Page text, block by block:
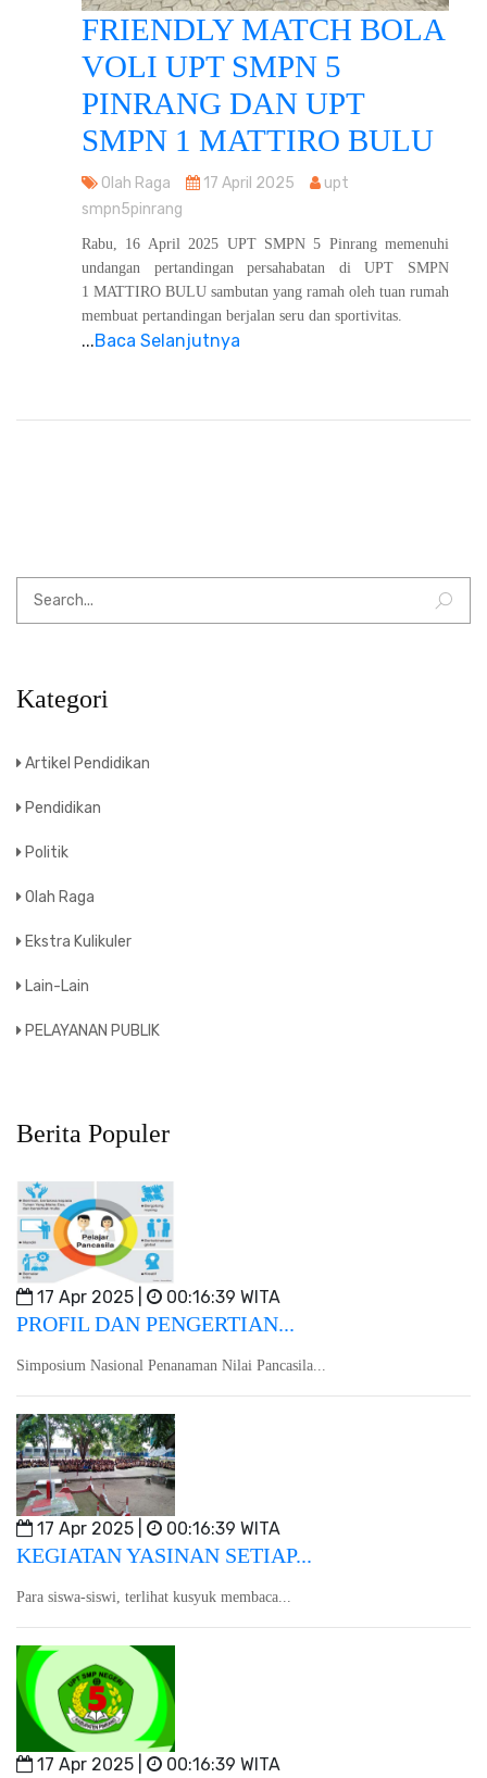
FRIENDLY MATCH BOLA
VOLI UPT SMPN 5
PINRANG DAN UPT
SMPN 1 MATTIRO BULU
Olah Raga 17 April 2025
upt
smpn5pinrang
Rabu, 16 April 2025 UPT SMPN 5 Pinrang memenuhi
undangan pertandingan persahabatan di UPT SMPN
1 MATTIRO BULU sambutan yang ramah oleh tuan rumah
membuat pertandingan berjalan seru dan sportivitas.
...Baca Selanjutnya
Kategori
Artikel Pendidikan
Pendidikan
Politik
Olah Raga
Ekstra Kulikuler
Lain-Lain
PELAYANAN PUBLIK
Berita Populer
17 Apr 2025 | 00:16:39 WITA
PROFIL DAN PENGERTIAN...
Simposium Nasional Penanaman Nilai Pancasila...
17 Apr 2025 | 00:16:39 WITA
KEGIATAN YASINAN SETIAP...
Para siswa-siswi, terlihat kusyuk membaca...
17 Apr 2025 | 00:16:39 WITA